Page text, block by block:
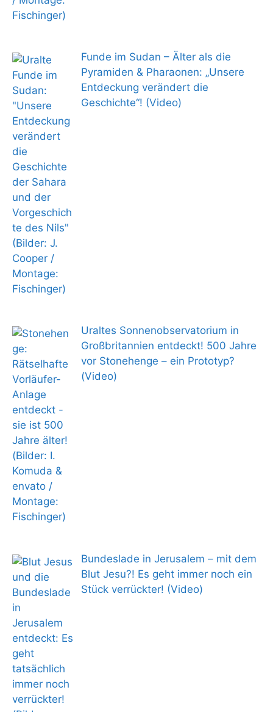
Funde im Sudan – Älter als die
Pyramiden & Pharaonen: „Unsere
Entdeckung verändert die
Geschichte“! (Video)
Uraltes Sonnenobservatorium in
Großbritannien entdeckt! 500 Jahre
vor Stonehenge – ein Prototyp?
(Video)
Bundeslade in Jerusalem – mit dem
Blut Jesu?! Es geht immer noch ein
Stück verrückter! (Video)